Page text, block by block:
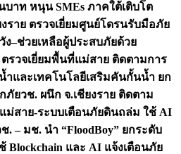
บาท หนุน SMEs ภาคใต้เติบโต
งราย ตรวจเยี่ยมศูนย์โดรนรับมือภัย
ง–ช่วยเหลือผู้ประสบภัยด้วย
ตรวจเยี่ยมพื้นที่แม่สาย ติดตามการ
ำและเทคโนโลยีเสริมคันกั้นน้ำ ยก
ภัยวช. ผนึก จ.เชียงราย ติดตาม
ม่สาย-ระบบเตือนภัยดินถล่ม ใช้ AI
. – มช. นำ “FloodBoy” ยกระดับ
Blockchain และ AI แจ้งเตือนภัย